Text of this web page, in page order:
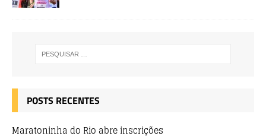
POSTS RECENTES
Maratoninha do Rio abre inscrições